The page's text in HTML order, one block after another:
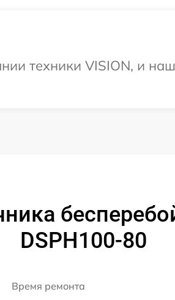
техники VISION, и наш
DSPH100-80
Время ремонта